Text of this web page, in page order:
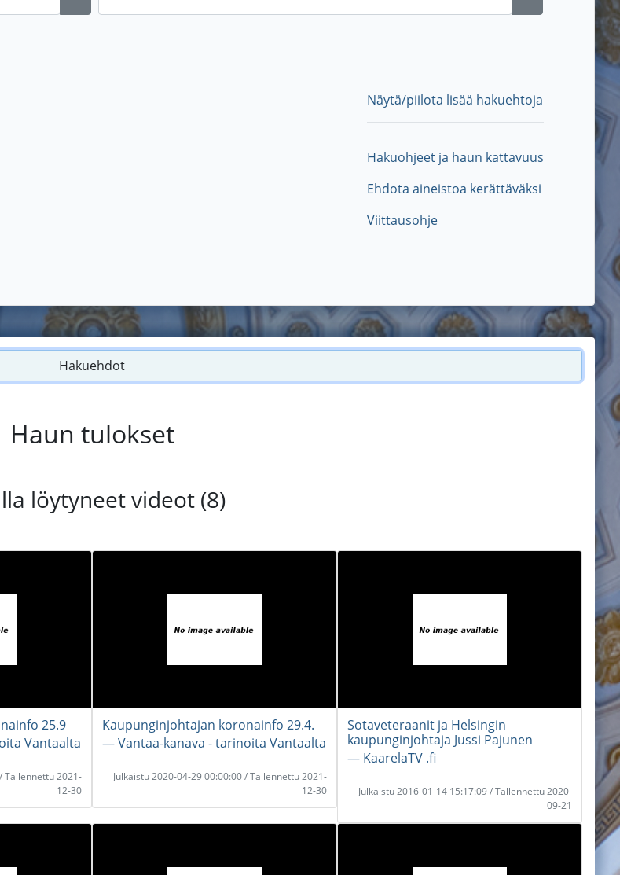
Näytä/piilota lisää hakuehtoja
Hakuohjeet ja haun kattavuus
Ehdota aineistoa kerättäväksi
Viittausohje
Hakuehdot
Haun tulokset
löytyneet videot (8)
25.9
Vantaalta
Tallennettu 2021-
12-30
Kaupunginjohtajan koronainfo 29.4.
― Vantaa-kanava - tarinoita Vantaalta
Julkaistu 2020-04-29 00:00:00 / Tallennettu 2021-
12-30
Sotaveteraanit ja Helsingin
kaupunginjohtaja Jussi Pajunen
― KaarelaTV .fi
Julkaistu 2016-01-14 15:17:09 / Tallennettu 2020-
09-21